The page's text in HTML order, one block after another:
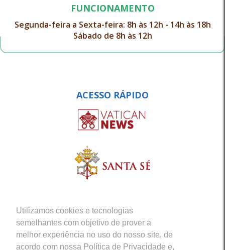
Utilizamos cookies e tecnologias
semelhantes com objetivo de prover a
melhor experiência no uso do nosso site, de
acordo com nossa Política de Privacidade e,
FUNCIONAMENTO
Segunda-feira a Sexta-feira: 8h às 12h - 14h às 18h
Sábado de 8h às 12h
ACESSO RÁPIDO